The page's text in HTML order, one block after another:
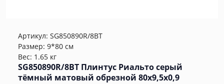
Артикул: SG850890R/8BT
Размер: 9*80 см
Вес: 1.65 кг
SG850890R/8BT Плинтус Риальто серый
тёмный матовый обрезной 80x9,5x0,9